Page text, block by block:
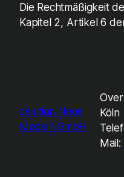
Die Rechtmäßigkeit
Kapitel 2, Artikel 6
celution Neue
Medien GmbH
Köln
Mail: